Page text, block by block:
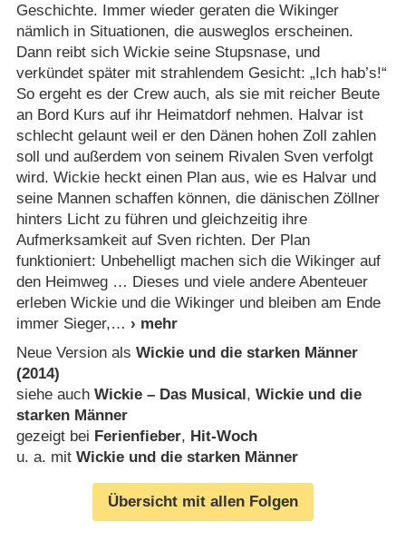
Geschichte. Immer wieder geraten die Wikinger
nämlich in Situationen, die ausweglos erscheinen.
Dann reibt sich Wickie seine Stupsnase, und
verkündet später mit strahlendem Gesicht: „Ich hab’s!“
So ergeht es der Crew auch, als sie mit reicher Beute
an Bord Kurs auf ihr Heimatdorf nehmen. Halvar ist
schlecht gelaunt weil er den Dänen hohen Zoll zahlen
soll und außerdem von seinem Rivalen Sven verfolgt
wird. Wickie heckt einen Plan aus, wie es Halvar und
seine Mannen schaffen können, die dänischen Zöllner
hinters Licht zu führen und gleichzeitig ihre
Aufmerksamkeit auf Sven richten. Der Plan
funktioniert: Unbehelligt machen sich die Wikinger auf
den Heimweg … Dieses und viele andere Abenteuer
erleben Wickie und die Wikinger und bleiben am Ende
immer Sieger,
Neue Version als Wickie und die starken Männer
(2014)
siehe auch Wickie – Das Musical, Wickie und die
starken Männer
gezeigt bei Ferienfieber, Hit-Woch
u. a. mit Wickie und die starken Männer
Übersicht mit allen Folgen